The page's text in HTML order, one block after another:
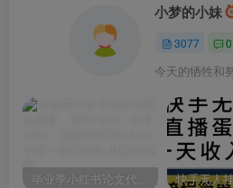
小梦的小妹
3077 0
今天的牺牲和